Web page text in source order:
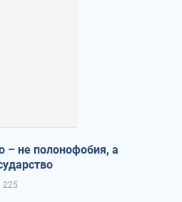
– не полонофобия, а
225